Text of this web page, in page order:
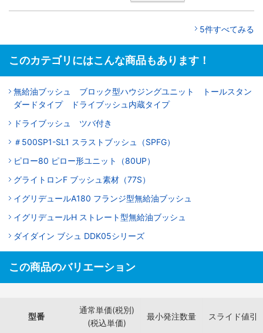
5件すべてみる
このカテゴリにはこんな商品もあります！
無給油ブッシュ ブロック型ハウジングユニット トールスタン
ダードタイプ ドライブッシュ内蔵タイプ
ドライブッシュ ツバ付き
＃500SP1-SL1 スラストブッシュ（SPFG）
ピロー80 ピロー形ユニット（80UP）
グライトロンF ブッシュ素材（77S）
イグリデュールA180 フランジ型無給油ブッシュ
イグリデュールH ストレート型無給油ブッシュ
ダイダイン ブシュ DDK05シリーズ
この商品のバリエーション
型番
通常単価(税別)
(税込単価)
最小発注数量 スライド値引